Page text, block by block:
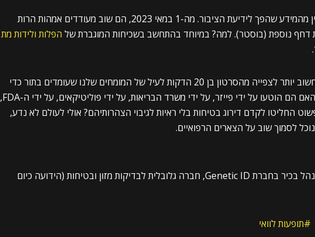
אבל משרד הבריאות התעלם לחלוטין מהמידע שהפך לידיעת הציבור. מה-1 במאי 2023, הם שוב מעודדים אמהות הרות
הפלות ולידות מת
אני לא יכול לדמיין בשלב זה סרטון חשוב יותר לצפייה מהסרטון בן 20 הדקות לעיל של המומחים שלנו שעומדים בתור כדי
להודיע לאמהות לעתיד על בטיחות. האם הם הוטעו על ידי פייזר, על ידי משרד הבריאות, על ידי פוליטיקאים, על ידי ה-FDA,
החליטו לקדם דירוג בטיחות בלי ראיות לגיבוי הצהרותיהם? אולי לעולם לא נדע,
לסמוך שוב על הצארים הרפואיים.
גיא האצ’רד, דוקטורט, היה בעבר מנהל בכיר בחברת Genetic ID, חברה גלובלית לבדיקות מזון ובטיחות (הידועה כיום
תופעות לוואי